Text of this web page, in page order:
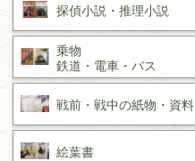
探偵小説・ 推理小説
乗物
鉄道・ 電車・ バス
戦前・戦中の紙物・資料
絵葉書